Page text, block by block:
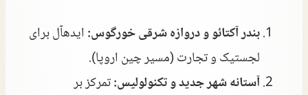
بندر آکتائو و دروازه شرقی خورگوس:ایدهآل برای
لجستیک و تجارت (مسیر چین اروپا).
آستانه شهر جدید و تکنولولیس:تمرکز بر